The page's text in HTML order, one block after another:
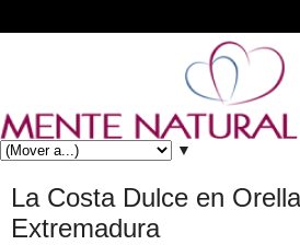
▼
La Costa Dulce en
Extremadura